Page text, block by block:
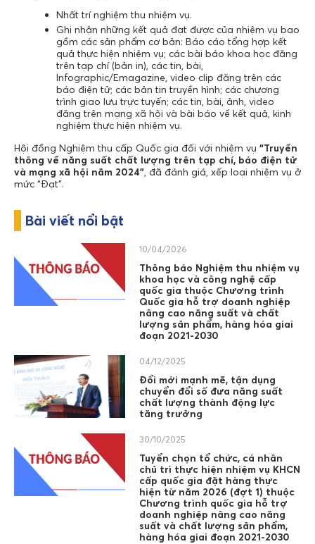
Nhất trí nghiệm thu nhiệm vụ.
Ghi nhận những kết quả đạt được của nhiệm vụ bao
gồm các sản phẩm cơ bản: Báo cáo tổng hợp kết
quả thực hiện nhiệm vụ; các bài báo khoa học đăng
trên tạp chí (bản in), các tin, bài,
Infographic/Emagazine, video clip đăng trên các
báo điện tử; các bản tin truyền hình; các chương
trình giao lưu trực tuyến; các tin, bài, ảnh, video
đăng trên mạng xã hội và bài báo về kết quả, kinh
nghiệm thực hiện nhiệm vụ.
Hội đồng Nghiệm thu cấp Quốc gia đối với nhiệm vụ “Truyền
thông về năng suất chất lượng trên tạp chí, báo điện tử
và mạng xã hội năm 2024” , đã đánh giá, xếp loại nhiệm vụ ở
mức “Đạt”.
Bài viết nổi bật
10/04/2026
Thông báo Nghiệm thu nhiệm vụ
khoa học và công nghệ cấp
quốc gia thuộc Chương trình
Quốc gia hỗ trợ doanh nghiệp
nâng cao năng suất và chất
lượng sản phẩm, hàng hóa giai
đoạn 2021-2030
04/12/2025
Đổi mới mạnh mẽ, tận dụng
chuyển đổi số đưa năng suất
chất lượng thành động lực
tăng trưởng
30/10/2025
Tuyển chọn tổ chức, cá nhân
chủ trì thực hiện nhiệm vụ KHCN
cấp quốc gia đặt hàng thực
hiện từ năm 2026 (đợt 1) thuộc
Chương trình quốc gia hỗ trợ
doanh nghiệp nâng cao năng
suất và chất lượng sản phẩm,
hàng hóa giai đoạn 2021-2030